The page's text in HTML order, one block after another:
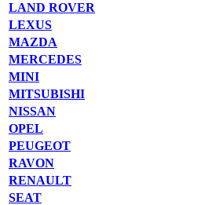
LAND ROVER
LEXUS
MAZDA
MERCEDES
MINI
MITSUBISHI
NISSAN
OPEL
PEUGEOT
RAVON
RENAULT
SEAT